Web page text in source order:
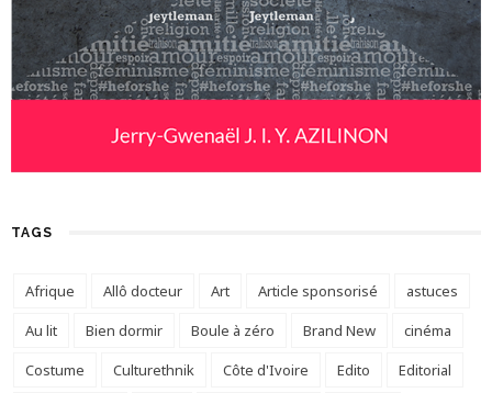
TAGS
Afrique Allô docteur Art Article sponsorisé
astuces
Au lit
Bien dormir Boule à zéro Brand New
cinéma
Costume
Culturethnik Côte d'Ivoire Edito Editorial